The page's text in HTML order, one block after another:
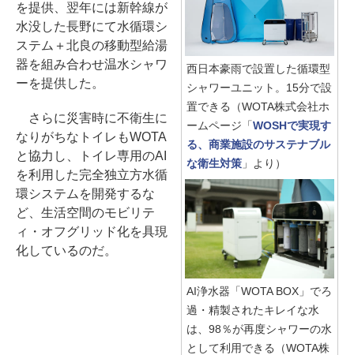
西日本豪雨で設置した循環型
シャワーユニット。15分で設
置できる（WOTA株式会社ホ
ームページ「WOSHで実現す
る、商業施設のサステナブル
な衛生対策」より）
AI浄水器「WOTA BOX」でろ
過・精製されたキレイな水
は、98％が再度シャワーの水
として利用できる（WOTA株
を提供、翌年には新幹線が
水没した長野にて水循環シ
ステム＋北良の移動型給湯
器を組み合わせ温水シャワ
ーを提供した。
さらに災害時に不衛生に
なりがちなトイレもWOTA
と協力し、トイレ専用のAI
を利用した完全独立方水循
環システムを開発するな
ど、生活空間のモビリテ
ィ・オフグリッド化を具現
化しているのだ。